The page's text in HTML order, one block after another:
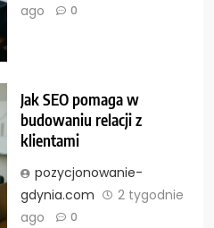
ago
0
Jak SEO pomaga w
budowaniu relacji z
klientami
pozycjonowanie-
gdynia.com
2 tygodnie
ago
0